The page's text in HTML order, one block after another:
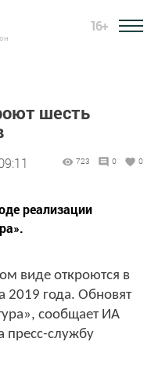
16+
шесть
723 0 0
реализации
виде откроются в
2019 года. Обновят
сообщает ИА
пресс-службу